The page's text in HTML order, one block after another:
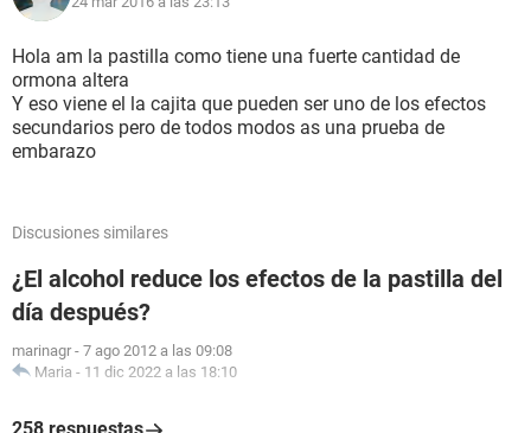
Hola am la pastilla como tiene una fuerte cantidad de
ormona altera
Y eso viene el la cajita que pueden ser uno de los efectos
secundarios pero de todos modos as una prueba de
embarazo
Discusiones similares
¿El alcohol reduce los efectos de la pastilla del
día después?
marinagr - 7 ago 2012 a las 09:08
Maria - 11 dic 2022 a las 18:10